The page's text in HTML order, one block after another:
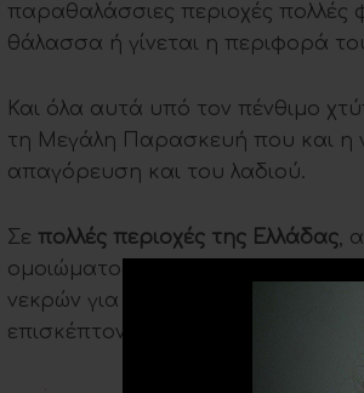
παραθαλάσσιες περιοχές πολλές
θάλασσα ή γίνεται η περιφορά
Και όλα αυτά υπό τον πένθιμο
τη Μεγάλη Παρασκευή που και η
απαγόρευση και του λαδιού.
Σε πολλές περιοχές της Ελλάδας,
ομοιώματος του Ιούδα. Επίσης
νεκρών για όσους έχουν χάσει
επισκέπτονται τους τάφους